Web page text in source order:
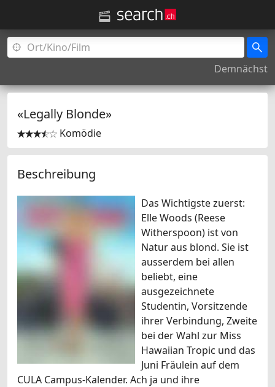
Demnächst
«Legally Blonde»

 Komödie
Beschreibung
Das Wichtigste zuerst:
Elle Woods (Reese
Witherspoon) ist von
Natur aus blond. Sie ist
ausserdem bei allen
beliebt, eine
ausgezeichnete
Studentin, Vorsitzende
ihrer Verbindung, Zweite
bei der Wahl zur Miss
Hawaiian Tropic und das
Juni Fräulein auf dem
CULA Campus-Kalender. Ach ja und ihre